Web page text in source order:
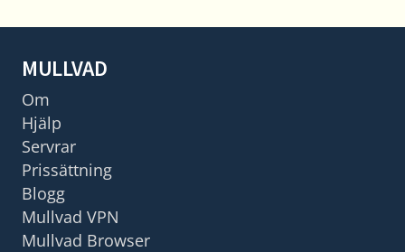
MULLVAD
Om
Hjälp
Servrar
Prissättning
Blogg
Mullvad VPN
Mullvad Browser